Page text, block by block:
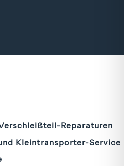
Reparaturen
Kleintransporter-Service